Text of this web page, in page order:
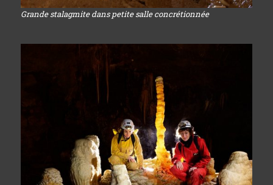
Grande stalagmite dans petite salle concrétionnée